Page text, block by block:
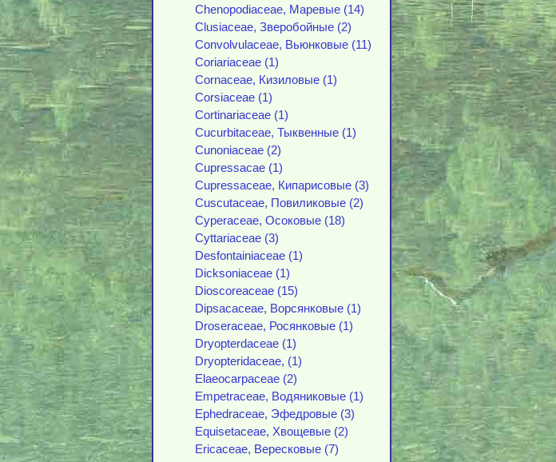
Chenopodiaceae, Маревые (14)
Clusiaceae, Зверобойные (2)
Convolvulaceae, Вьюнковые (11)
Coriariaceae (1)
Cornaceae, Кизиловые (1)
Corsiaceae (1)
Cortinariaceae (1)
Cucurbitaceae, Тыквенные (1)
Cunoniaceae (2)
Cupressacae (1)
Cupressaceae, Кипарисовые (3)
Cuscutaceae, Повиликовые (2)
Cyperaceae, Осоковые (18)
Cyttariaceae (3)
Desfontainiaceae (1)
Dicksoniaceae (1)
Dioscoreaceae (15)
Dipsacaceae, Ворсянковые (1)
Droseraceae, Росянковые (1)
Dryopterdaceae (1)
Dryopteridaceae, (1)
Elaeocarpaceae (2)
Empetraceae, Водяниковые (1)
Ephedraceae, Эфедровые (3)
Equisetaceae, Хвощевые (2)
Ericaceae, Вересковые (7)